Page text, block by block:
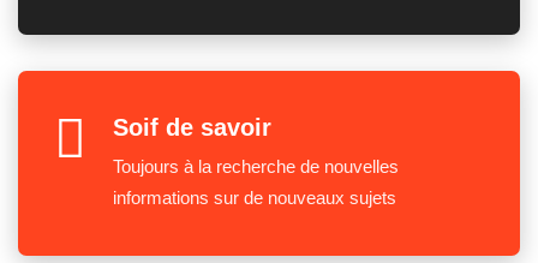
Soif de savoir
Toujours à la recherche de nouvelles
informations sur de nouveaux sujets